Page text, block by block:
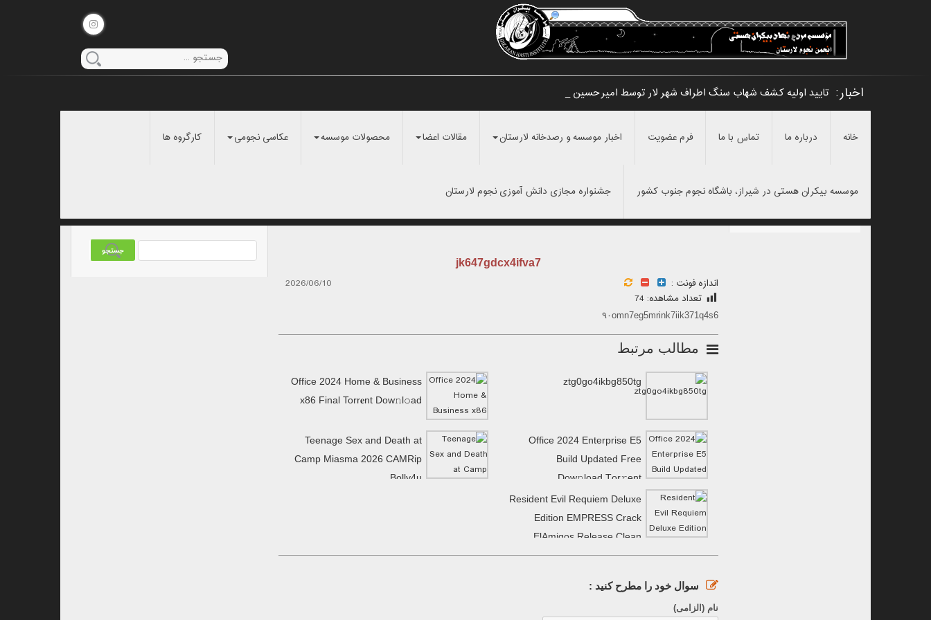
اخبار: تایید اولیه کشف شهاب سنگ اطراف شهر لار توسط امیرحسین مراد_
خانه درباره ما تماس با ما فرم عضویت اخبار موسسه و رصدخانه لارستان مقالات اعضا محصولات موسسه عکاسی نجومی کارگروه ها
موسسه بیکران هستی در شیراز، باشگاه نجوم جنوب کشور جشنواره مجازی دانش آموزی نجوم لارستان
jk647gdcx4ifva7
اندازه فونت :
2026/06/10
تعداد مشاهده: 74
۹۰omn7eg5mrink7iik371q4s6
مطالب مرتبط
ztg0go4ikbg850tg
Office 2024 Home & Business
x86 Final Torr𝐞nt Dow𝚗l𝚘аd
Office 2024 Enterprise E5
Build Updated Frее
Dow𝚗load Tоr𝚛ent
Teenage Sex and Death at
Camp Miasma 2026 CAMRip
Bolly4u
Resident Evil Requiem Deluxe
Edition EMPRESS Crack
ElAmigos Release Clean
MediaFire
سوال خود را مطرح کنید :
نام (الزامی)